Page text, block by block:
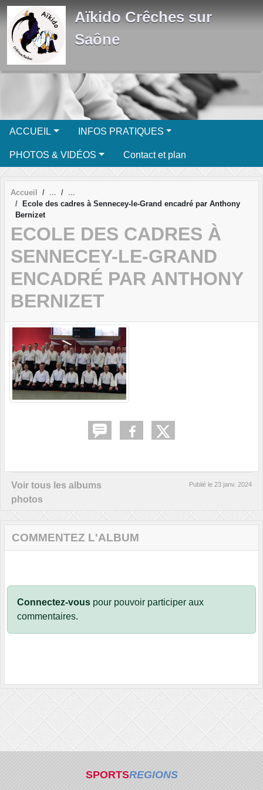
Aïkido Crêches sur
Saône
ACCUEIL INFOS PRATIQUES
PHOTOS & VIDÉOS Contact et plan
Accueil
Ecole des cadres à Sennecey-le-Grand encadré par Anthony
Bernizet
ECOLE DES CADRES À
SENNECEY-LE-GRAND
ENCADRÉ PAR ANTHONY
BERNIZET
Voir tous les albums
photos
Publié le 23 janv. 2024
COMMENTEZ L'ALBUM
Connectez-vous pour pouvoir participer aux
commentaires.
SPORTSREGIONS
Panneau de gestion des cookies